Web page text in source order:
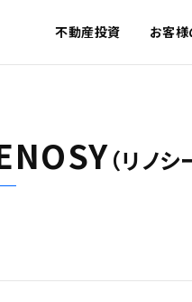
不動産投資 お客
（リノシ